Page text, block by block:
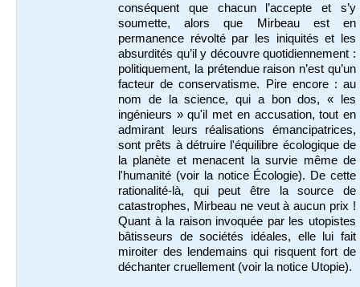
conséquent que chacun l’accepte et s’y
soumette, alors que Mirbeau est en
permanence révolté par les iniquités et les
absurdités qu’il y découvre quotidiennement :
politiquement, la prétendue raison n’est qu’un
facteur de conservatisme. Pire encore : au
nom de la science, qui a bon dos, « les
ingénieurs » qu'il met en accusation, tout en
admirant leurs réalisations émancipatrices,
sont prêts à détruire l'équilibre écologique de
la planète et menacent la survie même de
l'humanité (voir la notice Écologie). De cette
rationalité-là, qui peut être la source de
catastrophes, Mirbeau ne veut à aucun prix !
Quant à la raison invoquée par les utopistes
bâtisseurs de sociétés idéales, elle lui fait
miroiter des lendemains qui risquent fort de
déchanter cruellement (voir la notice Utopie).